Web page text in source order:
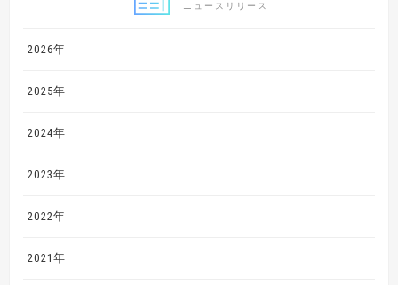
ニュースリリース
2026年
2025年
2024年
2023年
2022年
2021年